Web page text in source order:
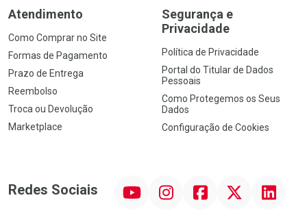
Atendimento
Como Comprar no Site
Formas de Pagamento
Prazo de Entrega
Reembolso
Troca ou Devolução
Marketplace
Segurança e
Privacidade
Política de Privacidade
Portal do Titular de Dados
Pessoais
Como Protegemos os Seus
Dados
Configuração de Cookies
Redes Sociais InstagramFacebook Linkedin